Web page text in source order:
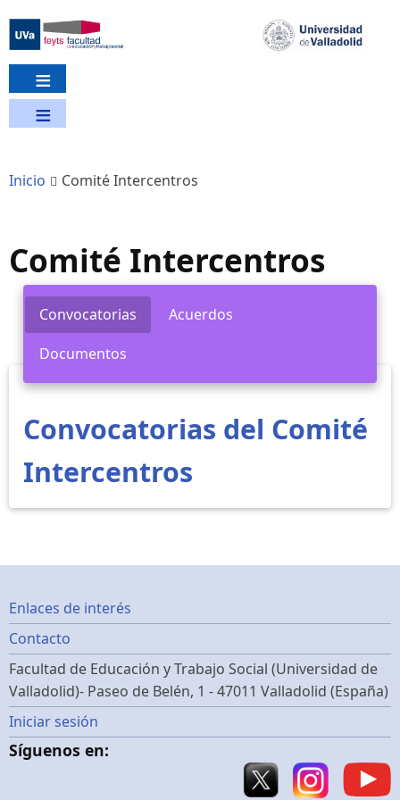
contenido
principal
Inicio Comité Intercentros
Comité Intercentros
Convocatorias
Acuerdos
Documentos
Convocatorias del Comité
Intercentros
Footer
menu
Enlaces de interés
Contacto
Facultad de Educación y Trabajo Social (Universidad de
Valladolid)- Paseo de Belén, 1 - 47011 Valladolid (España)
Menú
de
Iniciar sesión
Síguenos en: